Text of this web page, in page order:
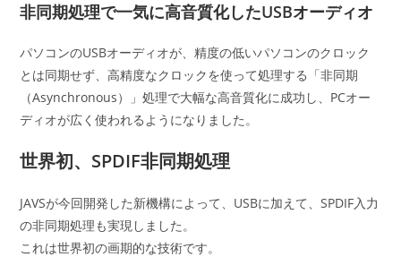
非同期処理で一気に高音質化したUSBオーディオ
パソコンのUSBオーディオが、精度の低いパソコンのクロック
とは同期せず、高精度なクロックを使って処理する「非同期
（Asynchronous）」処理で大幅な高音質化に成功し、PCオー
ディオが広く使われるようになりました。
世界初、SPDIF非同期処理
JAVSが今回開発した新機構によって、USBに加えて、SPDIF入力
の非同期処理も実現しました。
これは世界初の画期的な技術です。